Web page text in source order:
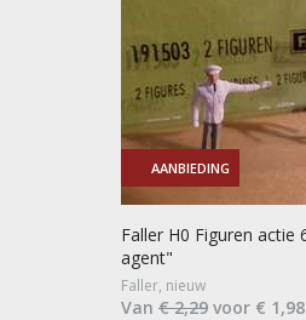
AANBIEDING
Faller H0 Figuren actie
agent"
Faller, nieuw
Van € 2,29 voor € 1,98